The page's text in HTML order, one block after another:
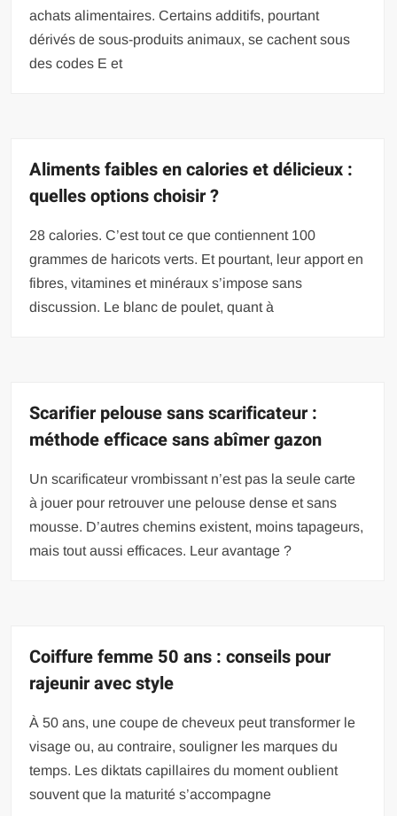
achats alimentaires. Certains additifs, pourtant
dérivés de sous-produits animaux, se cachent sous
des codes E et
Aliments faibles en calories et délicieux :
quelles options choisir ?
28 calories. C’est tout ce que contiennent 100
grammes de haricots verts. Et pourtant, leur apport en
fibres, vitamines et minéraux s’impose sans
discussion. Le blanc de poulet, quant à
Scarifier pelouse sans scarificateur :
méthode efficace sans abîmer gazon
Un scarificateur vrombissant n’est pas la seule carte
à jouer pour retrouver une pelouse dense et sans
mousse. D’autres chemins existent, moins tapageurs,
mais tout aussi efficaces. Leur avantage ?
Coiffure femme 50 ans : conseils pour
rajeunir avec style
À 50 ans, une coupe de cheveux peut transformer le
visage ou, au contraire, souligner les marques du
temps. Les diktats capillaires du moment oublient
souvent que la maturité s’accompagne